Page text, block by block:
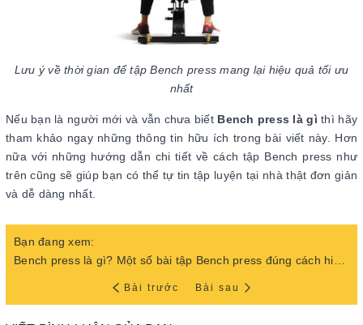
Lưu ý về thời gian để tập Bench press mang lại hiệu quả tối ưu
nhất
Nếu bạn là người mới và vẫn chưa biết Bench press là gì thì hãy
tham khảo ngay những thông tin hữu ích trong bài viết này. Hơn
nữa với những hướng dẫn chi tiết về cách tập Bench press như
trên cũng sẽ giúp bạn có thể tự tin tập luyện tại nhà thật đơn giản
và dễ dàng nhất.
Bạn đang xem:
Bài trước Bài sau